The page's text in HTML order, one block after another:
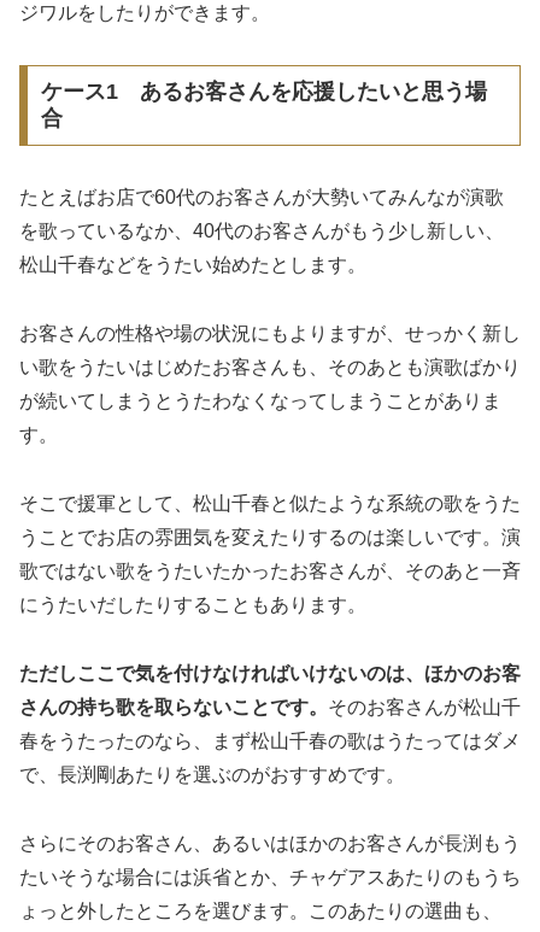
ジワルをしたりができます。
ケース1 あるお客さんを応援したいと思う場
合
たとえばお店で60代のお客さんが大勢いてみんなが演歌
を歌っているなか、40代のお客さんがもう少し新しい、
松山千春などをうたい始めたとします。
お客さんの性格や場の状況にもよりますが、せっかく新し
い歌をうたいはじめたお客さんも、そのあとも演歌ばかり
が続いてしまうとうたわなくなってしまうことがありま
す。
そこで援軍として、松山千春と似たような系統の歌をうた
うことでお店の雰囲気を変えたりするのは楽しいです。演
歌ではない歌をうたいたかったお客さんが、そのあと一斉
にうたいだしたりすることもあります。
ただしここで気を付けなければいけないのは、ほかのお客
さんの持ち歌を取らないことです。 そのお客さんが松山千
春をうたったのなら、まず松山千春の歌はうたってはダメ
で、長渕剛あたりを選ぶのがおすすめです。
さらにそのお客さん、あるいはほかのお客さんが長渕もう
たいそうな場合には浜省とか、チャゲアスあたりのもうち
ょっと外したところを選びます。このあたりの選曲も、